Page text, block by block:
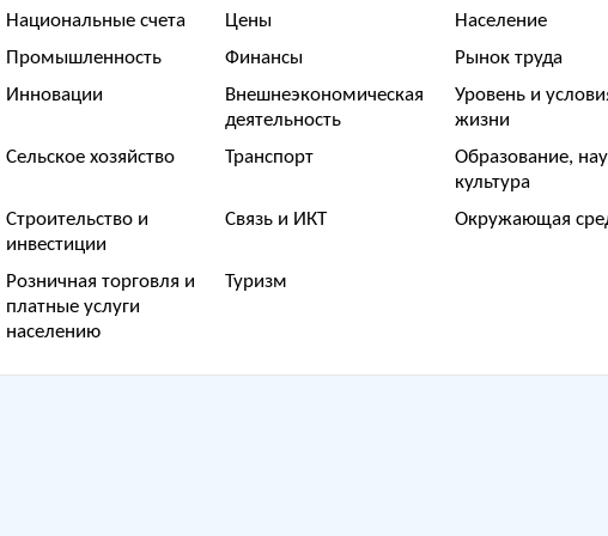
Национальные счета Цены
Население
Промышленность
Финансы
Рынок труда
Инновации
Внешнеэкономическая
деятельность
Уровень и
жизни
Сельское хозяйство
Транспорт
Образование,
культура
Строительство и
инвестиции
Связь и ИКТ Окружающая
Розничная торговля и
платные услуги
населению
Туризм